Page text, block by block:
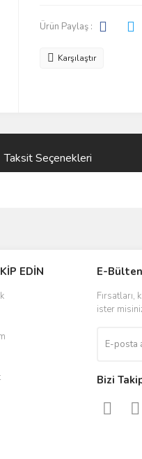
Ürün Paylaş :
Karşılaştır
Taksit Seçenekleri
EDİN E-
ister
Bizi